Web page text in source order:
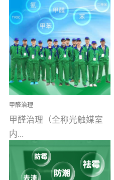
甲醛治理
甲醛治理（全称光触媒室
内...
空气污染净化治理）工业